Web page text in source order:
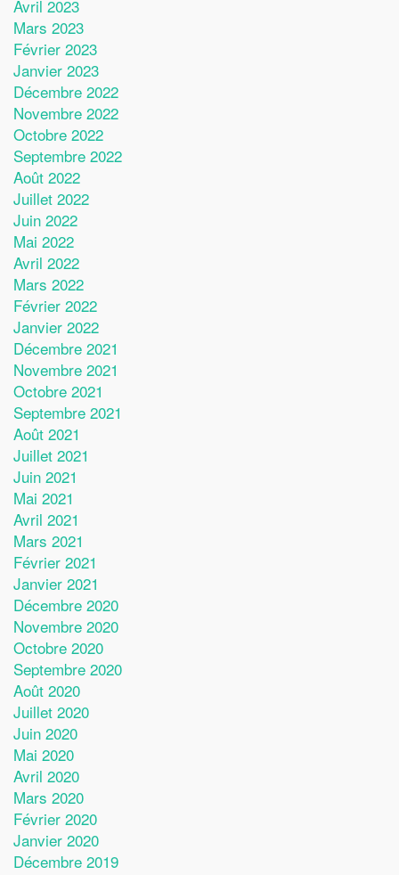
Avril 2023
Mars 2023
Février 2023
Janvier 2023
Décembre 2022
Novembre 2022
Octobre 2022
Septembre 2022
Août 2022
Juillet 2022
Juin 2022
Mai 2022
Avril 2022
Mars 2022
Février 2022
Janvier 2022
Décembre 2021
Novembre 2021
Octobre 2021
Septembre 2021
Août 2021
Juillet 2021
Juin 2021
Mai 2021
Avril 2021
Mars 2021
Février 2021
Janvier 2021
Décembre 2020
Novembre 2020
Octobre 2020
Septembre 2020
Août 2020
Juillet 2020
Juin 2020
Mai 2020
Avril 2020
Mars 2020
Février 2020
Janvier 2020
Décembre 2019